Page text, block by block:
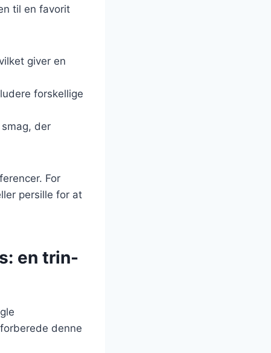
til en favorit
giver en
forskellige
der
For
persille for at
en trin-
denne